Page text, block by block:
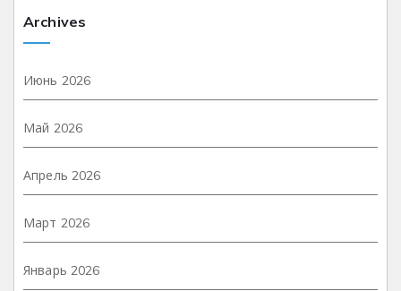
Archives
Июнь 2026
Май 2026
Апрель 2026
Март 2026
Январь 2026